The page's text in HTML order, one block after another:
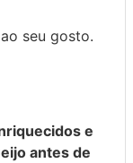
seu gosto.
e
antes de